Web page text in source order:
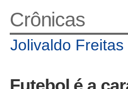
Crônicas
Jolivaldo Freitas